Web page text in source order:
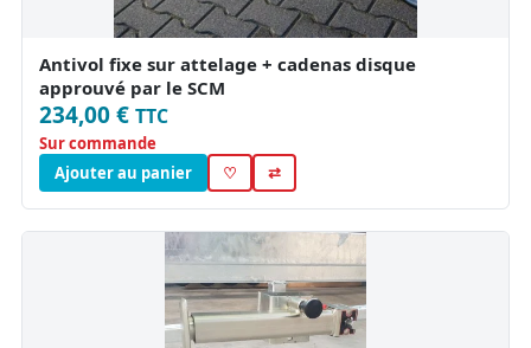
Antivol fixe sur attelage + cadenas disque
approuvé par le SCM
234,00 € TTC
Sur commande
Ajouter au panier
♡ ⇄